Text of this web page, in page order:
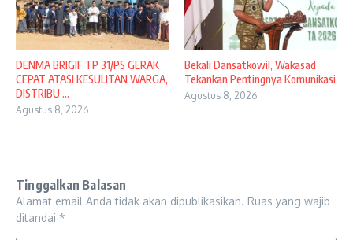
DENMA BRIGIF TP 31/PS GERAK
CEPAT ATASI KESULITAN WARGA,
DISTRIBU ...
Agustus 8, 2026
Bekali Dansatkowil, Wakasad
Tekankan Pentingnya Komunikasi
Agustus 8, 2026
Tinggalkan Balasan
Alamat email Anda tidak akan dipublikasikan. Ruas yang wajib
ditandai *